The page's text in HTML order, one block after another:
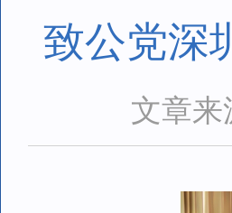
致公党深
文章来